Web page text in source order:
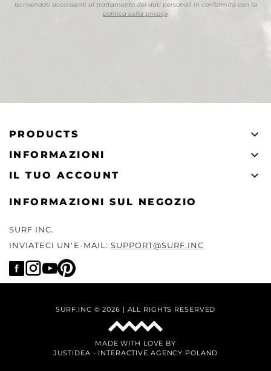
Iscrivendoti acconsenti al trattamento dei dati personali in conformità con la
politica sulla privacy.
PRODUCTS 
INFORMAZIONI 
IL TUO ACCOUNT 
INFORMAZIONI SUL NEGOZIO
SURF INC.
INVIATECI UN'E-MAIL: SUPPORT@SURF.INC
SURF.INC © 2026 | ALL RIGHTS RESERVED
MADE WITH LOVE BY
JUSTIDEA - INTERACTIVE AGENCY POLAND